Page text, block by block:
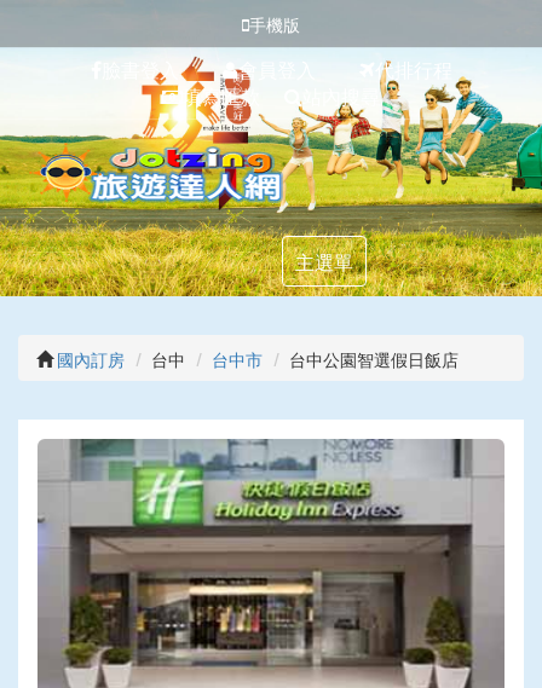
手機版
臉書登入 會員登入
代排行程
填寫匯款
主選單
國內訂房 台中 台中市 台中公園智選假日飯店